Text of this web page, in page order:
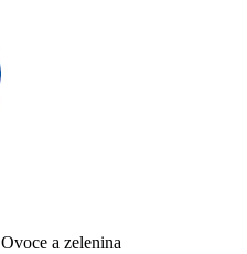
Ovoce a zelenina